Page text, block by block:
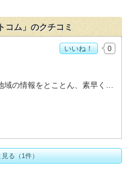
コム」のクチコミ
トコム」おすすめ度：5
いいね！ 0
る（1件）